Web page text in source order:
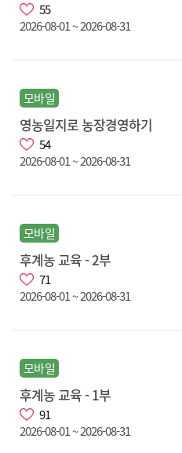
55
2026-08-01 ~ 2026-08-31
모바일
영농일지로 농장경영하기
54
2026-08-01 ~ 2026-08-31
모바일
후계농 교육 - 2부
71
2026-08-01 ~ 2026-08-31
모바일
후계농 교육 - 1부
91
2026-08-01 ~ 2026-08-31